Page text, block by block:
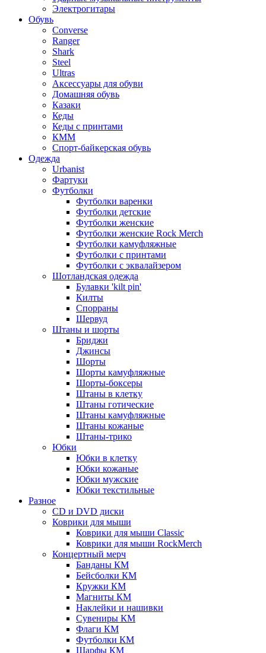
Электрогитары
Обувь
Converse
Ranger
Shark
Steel
Ultras
Аксессуары для обуви
Домашняя обувь
Казаки
Кеды
Кеды с принтами
КММ
Спорт-байкерская обувь
Одежда
Urbanist
Фартуки
Футболки
Футболки варенки
Футболки детские
Футболки женские
Футболки женские Rock Merch
Футболки камуфляжные
Футболки с принтами
Футболки с эквалайзером
Шотландская одежда
Булавки 'kilt pin'
Килты
Спорраны
Шервуд
Штаны и шорты
Бриджи
Джинсы
Шорты
Шорты камуфляжные
Шорты-боксеры
Штаны в клетку
Штаны готические
Штаны камуфляжные
Штаны кожаные
Штаны-трико
Юбки
Юбки в клетку
Юбки кожаные
Юбки мужские
Юбки текстильные
Разное
CD и DVD диски
Коврики для мыши
Коврики для мыши Classic
Коврики для мыши RockMerch
Концертный мерч
Банданы КМ
Бейсболки КМ
Кружки КМ
Магниты КМ
Наклейки и нашивки
Сувениры КМ
Флаги КМ
Футболки КМ
Шарфы КМ